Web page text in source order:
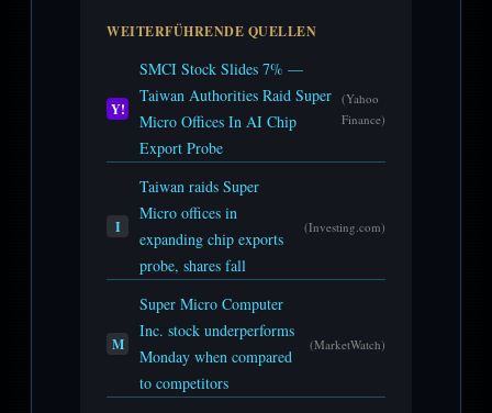
WEITERFÜHRENDE QUELLEN
Y!
SMCI Stock Slides 7% —
Taiwan Authorities Raid Super
Micro Offices In AI Chip
Export Probe
(Yahoo
Finance)
I
Taiwan raids Super
Micro offices in
expanding chip exports
probe, shares fall
(Investing.com)
M
Super Micro Computer
Inc. stock underperforms
Monday when compared
to competitors
(MarketWatch)